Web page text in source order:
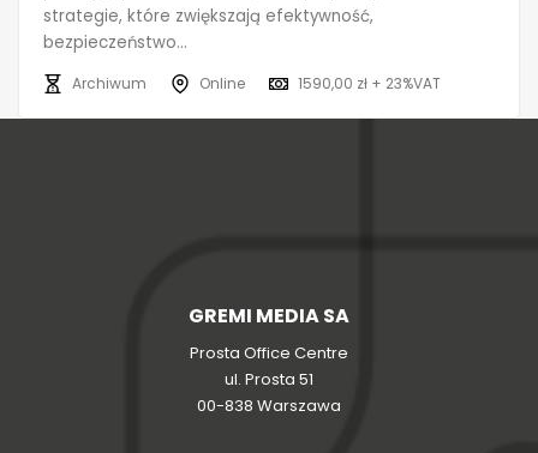
strategie, które zwiększają efektywność,
bezpieczeństwo...
Archiwum Online 1590,00 zł + 23%VAT
GREMI MEDIA SA
Prosta Office Centre
ul. Prosta 51
00-838 Warszawa